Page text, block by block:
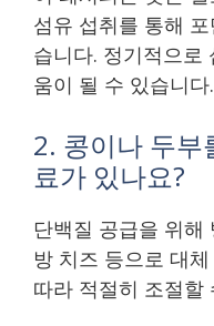
섬유 섭취를 통해
습니다. 정기적으로
움이 될 수 있습니다.
2. 콩이나 두부
료가 있나요?
단백질 공급을 위해
방 치즈 등으로 대
따라 적절히 조절할